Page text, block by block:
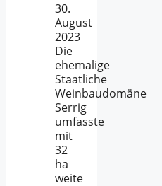
30.
August
2023
Die
ehemalige
Staatliche
Weinbaudomäne
Serrig
umfasste
mit
32
ha
weite